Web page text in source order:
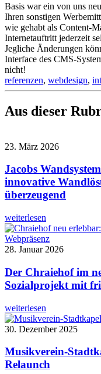
Basis war ein von uns
Ihren sonstigen
wie gehabt als Content-
Internetauftritt jederzeit
Jegliche Änderungen
Interface des CMS-
nicht!
referenzen, webdesign,
Aus dieser
23. März 2026
Jacobs
innovative
überzeugend
weiterlesen
28. Januar 2026
Der Chraiehof im
Sozialprojekt mit
weiterlesen
30. Dezember 2025
Musikverein-
Relaunch